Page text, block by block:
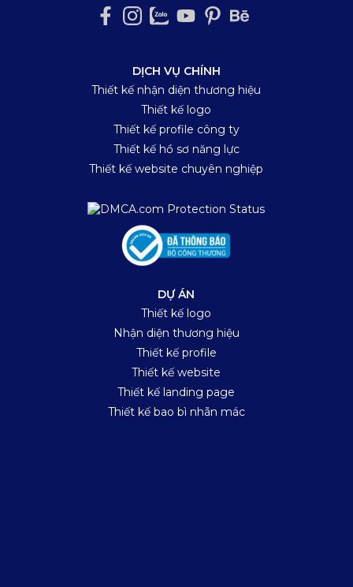
DỊCH VỤ CHÍNH
Thiết kế nhận diện thương hiệu
Thiết kế logo
Thiết kế profile công ty
Thiết kế hồ sơ năng lực
Thiết kế website chuyên nghiệp
DỰ ÁN
Thiết kế logo
Nhận diện thương hiệu
Thiết kế profile
Thiết kế website
Thiết kế landing page
Thiết kế bao bì nhãn mác